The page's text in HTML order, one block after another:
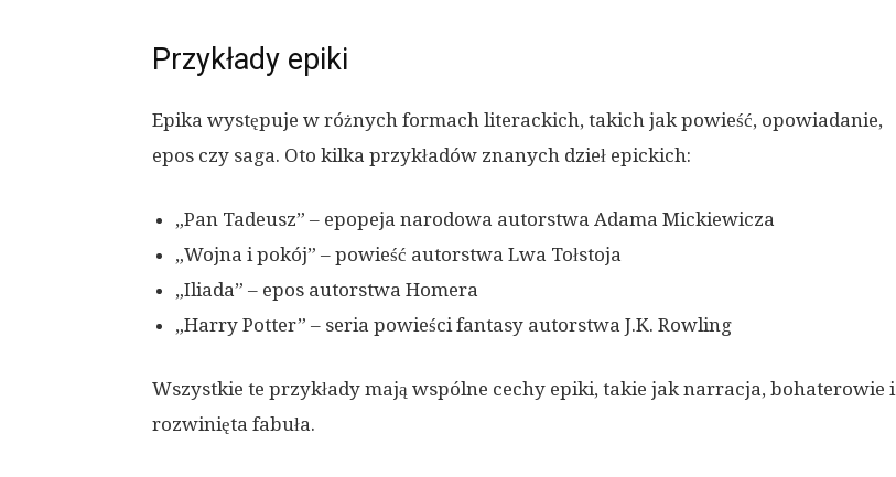
Przykłady epiki
Epika występuje w różnych formach literackich, takich jak powieść, opowiadanie,
epos czy saga. Oto kilka przykładów znanych dzieł epickich:
„Pan Tadeusz” – epopeja narodowa autorstwa Adama Mickiewicza
„Wojna i pokój” – powieść autorstwa Lwa Tołstoja
„Iliada” – epos autorstwa Homera
„Harry Potter” – seria powieści fantasy autorstwa J.K. Rowling
Wszystkie te przykłady mają wspólne cechy epiki, takie jak narracja, bohaterowie i
rozwinięta fabuła.